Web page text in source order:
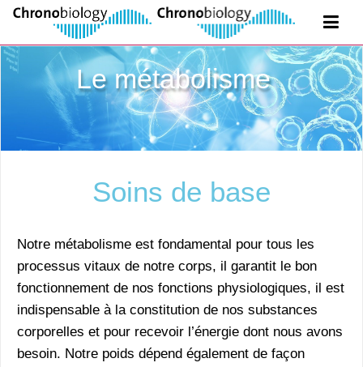
Le métabolisme
Soins de base
Notre métabolisme est fondamental pour tous les
processus vitaux de notre corps, il garantit le bon
fonctionnement de nos fonctions physiologiques, il est
indispensable à la constitution de nos substances
corporelles et pour recevoir l’énergie dont nous avons
besoin. Notre poids dépend également de façon